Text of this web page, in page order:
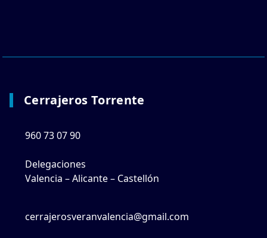
Cerrajeros Torrente
960 73 07 90
Delegaciones
Valencia – Alicante – Castellón
cerrajerosveranvalencia@gmail.com